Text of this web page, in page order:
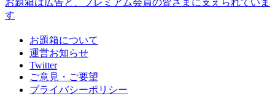
す
お題箱について
運営お知らせ
Twitter
ご意見・ご要望
プライバシーポリシー